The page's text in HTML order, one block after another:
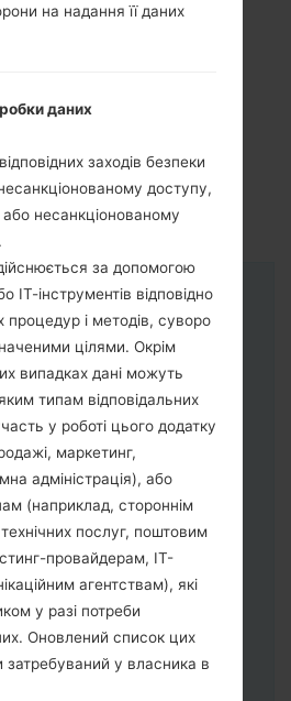
свій ПК:Odin 3.
та розпакуйте файл
на надання її даних
даних
заходів безпеки
доступу,
або несанкціонованому
за допомогою
ІТ-інструментів відповідно
процедур і методів, суворо
цілями. Окрім
випадках дані можуть
типам відповідальних
у роботі цього додатку
маркетинг,
адміністрація), або
(наприклад, стороннім
послуг, поштовим
провайдерам, ІТ-
агентствам), які
у разі потреби
Оновлений список цих
затребуваний у власника в